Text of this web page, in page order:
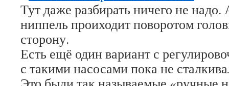
Тут даже разбирать ничего не
ниппель проиходит поворотом
сторону.
Есть ещё один вариант с
с такими насосами пока не